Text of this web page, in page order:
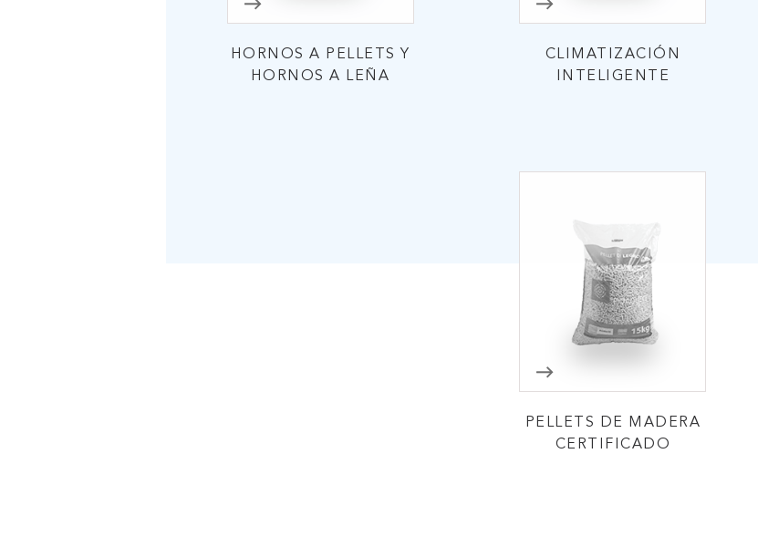
HORNOS A PELLETS Y
HORNOS A LEÑA
CLIMATIZACIÓN
INTELIGENTE
PELLETS DE MADERA
CERTIFICADO